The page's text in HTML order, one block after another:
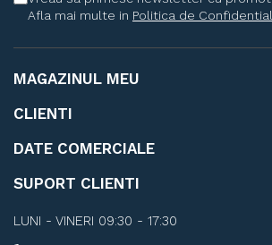
Afla mai multe in Politica de
MAGAZINUL MEU
CLIENTI
DATE COMERCIALE
SUPORT CLIENTI
LUNI - VINERI 09:30 - 17:30